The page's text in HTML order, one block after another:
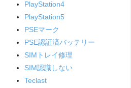
PlayStation4
PlayStation5
PSEマーク
PSE認証済バッテリー
SIMトレイ修理
SIM認識しない
Teclast